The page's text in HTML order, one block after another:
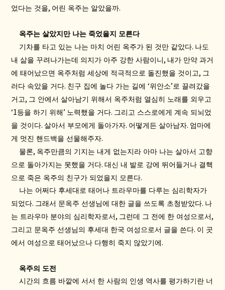
었다는 것을, 어린 옥주는 알았을까.
옥주는 살았지만 나는 죽었을지 모른다
기차를 타고 있는 나는 마치 어린 옥주가 된 것만 같았다. 나도
내 삶을 꾸려나가는데 의지가 아주 강한 사람이니 , 내가 만약 과거
에 태어났으면 옥주처럼 세상에 적극적으로 돌진했을 것이고 , 그
러다 속았을 거다. 친구 집에 놀다 가는 길에‘위안소’ 로 끌려갔을
거고 , 그 안에서 살아남기 위해서 옥주처럼 열심히 노래를 외우고
‘1등을 하기 위해’ 노력했을 거다. 그리고 스스로에게 계속 되뇌었
을 것이다.살아서 부모에게 돌아가자. 어떻게든 살아남자. 엄마에
게 멋진 핸드백을 선물해주자.
물론, 옥주만큼의 기지는 내게 없는지라 아마 나는 살아서 고향
으로 돌아가지는 못했을 거다.대신 내 발로 강에 뛰어들거나 결핵
으로 죽은 옥주의 친구가 되었을지 모른다.
나는 어쩌다 후세대로 태어나 트라우마를 다루는 심리학자가
되었다. 그래서 문옥주 선생님에 대한 글을 쓰도록 초청받았다. 나
는 트라우마 분야의 심리학자로서 , 그런데 그 전에 한 여성으로서 ,
그리고 문옥주 선생님의 후세대 한국 여성으로서 글을 쓴다. 이 곳
에서 여성으로 태어났으나 다행히 죽지 않았기에.
옥주의 도전
시간의 흐름 바깥에 서서 한 사람의 인생 역사를 평가하기란 너